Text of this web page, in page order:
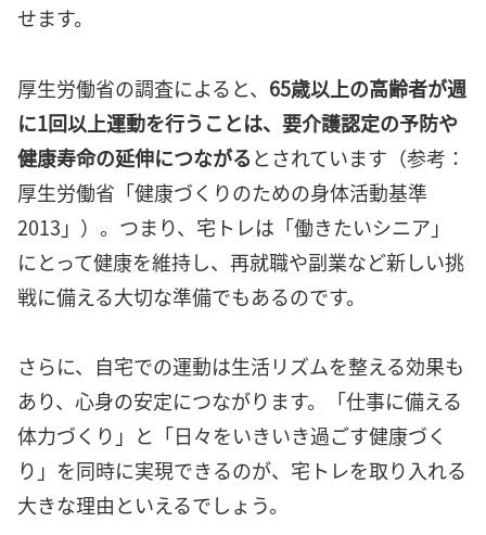
せます。
厚生労働省の調査によると、 65歳以上の高齢者が週
に1回以上運動を行うことは、要介護認定の予防や
健康寿命の延伸につながるとされています（参考：
厚生労働省「健康づくりのための身体活動基準
2013」）。つまり、宅トレは「働きたいシニア」
にとって健康を維持し、再就職や副業など新しい挑
戦に備える大切な準備でもあるのです。
さらに、自宅での運動は生活リズムを整える効果も
あり、心身の安定につながります。「仕事に備える
体力づくり」と「日々をいきいき過ごす健康づく
り」を同時に実現できるのが、宅トレを取り入れる
大きな理由といえるでしょう。